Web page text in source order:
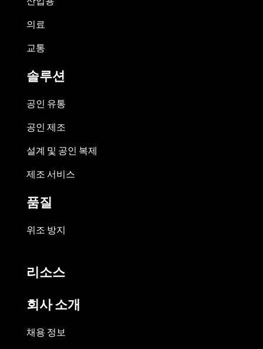
의료
교통
솔루션
공인 유통
공인 제조
설계 및 공인 복제
제조 서비스
품질
위조 방지
리소스
회사 소개
채용 정보